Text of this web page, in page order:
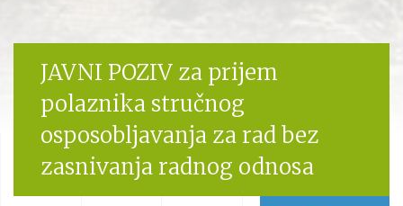
JAVNI POZIV za prijem
polaznika stručnog
osposobljavanja za rad bez
zasnivanja radnog odnosa